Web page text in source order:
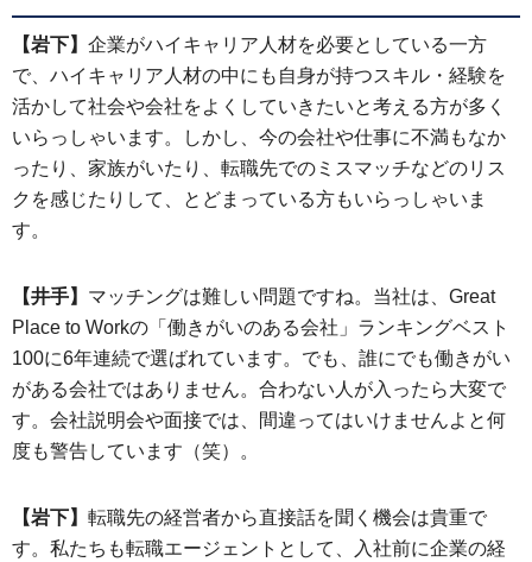
【岩下】 企業がハイキャリア人材を必要としている一方
で、ハイキャリア人材の中にも自身が持つスキル・経験を
活かして社会や会社をよくしていきたいと考える方が多く
いらっしゃいます。しかし、今の会社や仕事に不満もなか
ったり、家族がいたり、転職先でのミスマッチなどのリス
クを感じたりして、とどまっている方もいらっしゃいま
す。
【井手】 マッチングは難しい問題ですね。当社は、Great
Place to Workの「働きがいのある会社」ランキングベスト
100に6年連続で選ばれています。でも、誰にでも働きがい
がある会社ではありません。合わない人が入ったら大変で
す。会社説明会や面接では、間違ってはいけませんよと何
度も警告しています（笑）。
【岩下】 転職先の経営者から直接話を聞く機会は貴重で
す。私たちも転職エージェントとして、入社前に企業の経